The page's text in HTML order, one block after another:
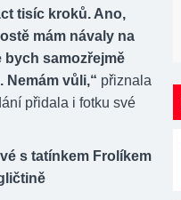
tisíc kroků. Ano,
mám návaly na
bych samozřejmě
Nemám vůli,“ přiznala
přidala i fotku své
s tatínkem Frolíkem